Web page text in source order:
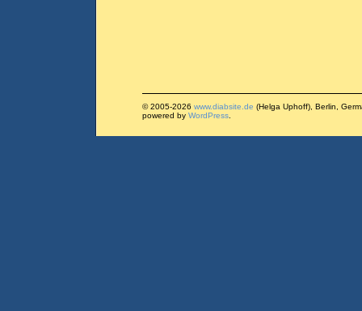
© 2005-2026 www.diabsite.de (Helga Uphoff), Berlin,
powered by WordPress.